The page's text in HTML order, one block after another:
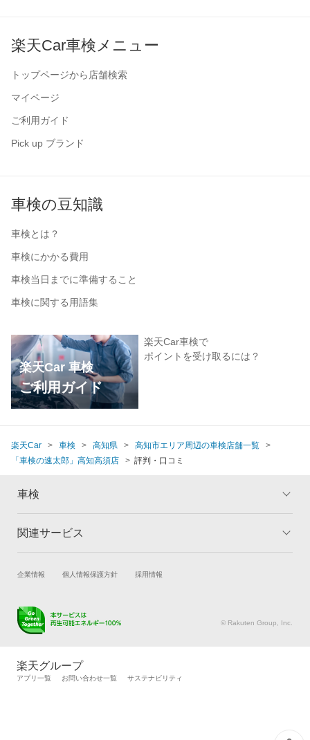
楽天Car車検メニュー
トップページから店舗検索
マイページ
ご利用ガイド
Pick up ブランド
車検の豆知識
車検とは？
車検にかかる費用
車検当日までに準備すること
車検に関する用語集
楽天Car 車検
ご利用ガイド
楽天Car車検で
ポイントを受け取るには？
楽天Car 車検 高知県
高知市エリア周辺の車検店舗一覧
「車検の速太郎」高知高須店
評判・口コミ
車検
トップ
車検の基礎知識 キャンペーン一覧
関連サービス
試乗・商談 新車購入
キズ修理予約
メンテナンス管理
自動車カタログ 自動車保険
企業情報 個人情報保護方針 採用情報
© Rakuten Group, Inc.
楽天グループ
アプリ一覧 お問い合わせ一覧 サステナビリティ